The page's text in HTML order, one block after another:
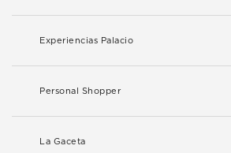
Experiencias Palacio
Personal Shopper
La Gaceta